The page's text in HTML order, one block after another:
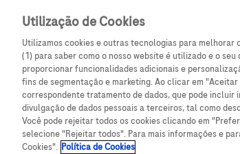
Descubra novos conteúdos exclusivos
Utilização de Cookies
Utilizamos cookies e outras tecnologias para melhorar
(1) para saber como o nosso website é utilizado e o
proporcionar funcionalidades adicionais e
fins de segmentação e marketing. Ao clicar em
correspondente tratamento de dados, que pode incluir
divulgação de dados pessoais a terceiros, tal como
Você pode rejeitar todos os cookies clicando em
selecione "Rejeitar todos". Para mais informações e
Cookies". Política de Cookies